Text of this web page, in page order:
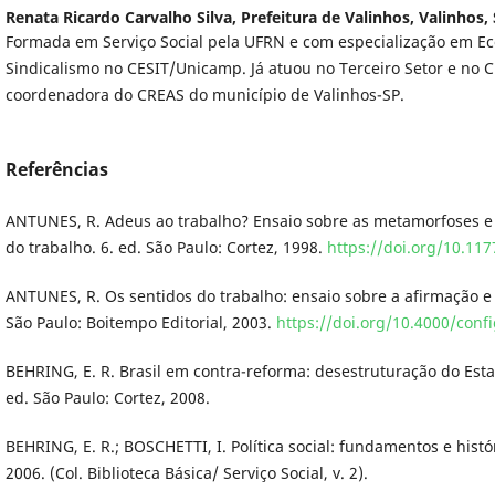
Renata Ricardo Carvalho Silva, Prefeitura de Valinhos, Valinhos,
Formada em Serviço Social pela UFRN e com especialização em
Sindicalismo no CESIT/Unicamp. Já atuou no Terceiro Setor e no
coordenadora do CREAS do município de Valinhos-SP.
Referências
ANTUNES, R. Adeus ao trabalho? Ensaio sobre as metamorfoses
do trabalho. 6. ed. São Paulo: Cortez, 1998. https://doi.org/
ANTUNES, R. Os sentidos do trabalho: ensaio sobre a afirmação
São Paulo: Boitempo Editorial, 2003. https://doi.org/10.4000/
BEHRING, E. R. Brasil em contra-reforma: desestruturação do
ed. São Paulo: Cortez, 2008.
BEHRING, E. R.; BOSCHETTI, I. Política social: fundamentos e
2006. (Col. Biblioteca Básica/ Serviço Social, v. 2).